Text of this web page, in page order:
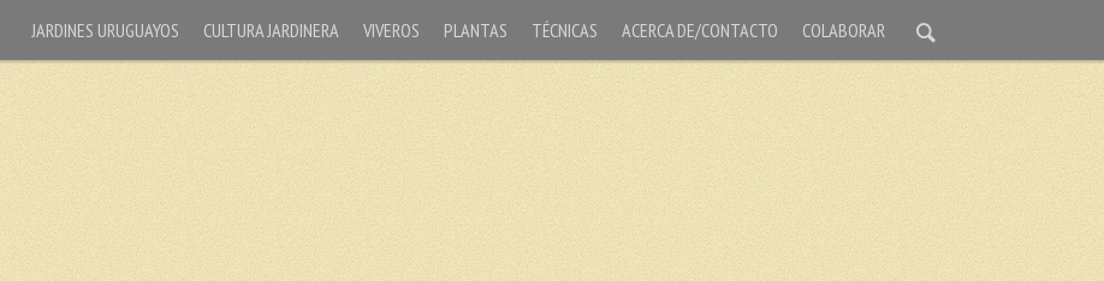
JARDINES URUGUAYOS CULTURA JARDINERA VIVEROS PLANTAS TÉCNICAS ACERCA DE/CONTACTO COLABORAR